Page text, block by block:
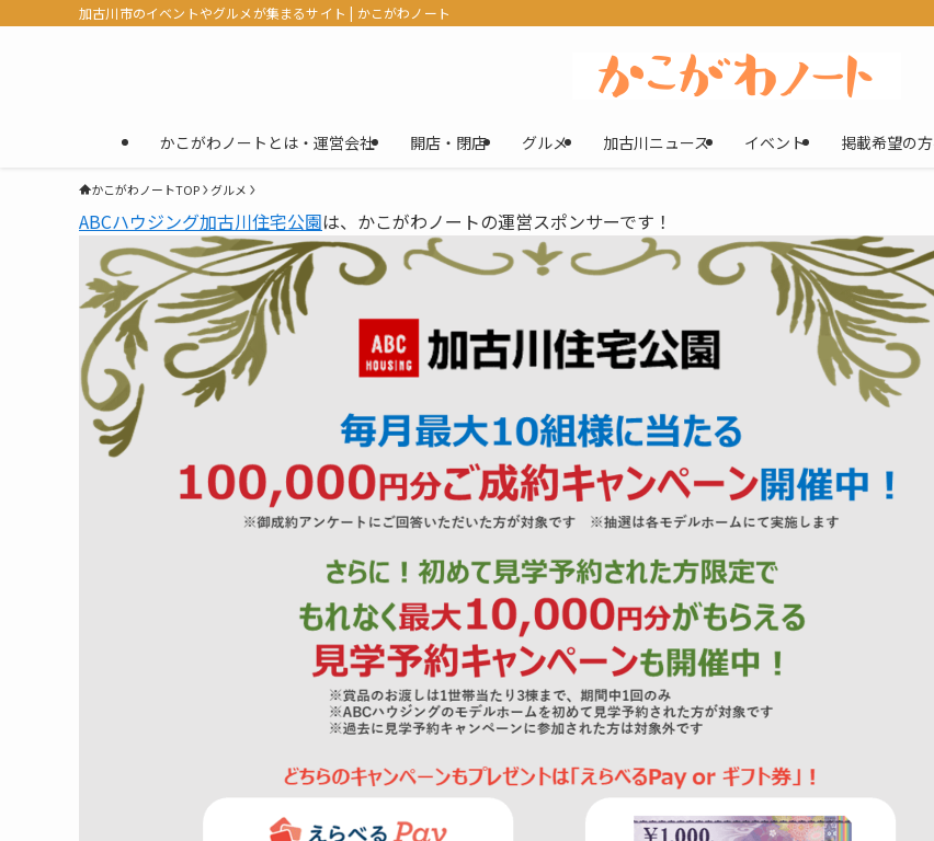
加古川市のイベントやグルメが集まるサイト | かこがわノート
かこがわノートとは・運営会社 開店・閉店 グルメ 加古川ニュース イベント 掲載希望の
かこがわノートTOP グルメ
ABCハウジング加古川住宅公園は、かこがわノートの運営スポンサーです！